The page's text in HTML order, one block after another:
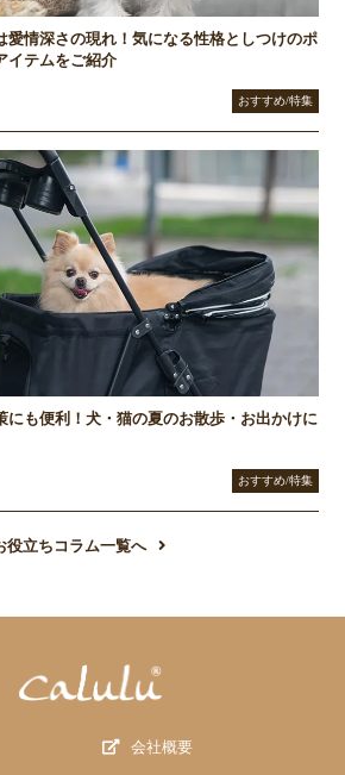
愛情深さの現れ！気になる性格としつけのポ
イテムをご紹介
おすすめ/特集
にも便利！犬・猫の夏のお散歩・お出かけに
おすすめ/特集
役立ちコラム一覧へ
会社概要